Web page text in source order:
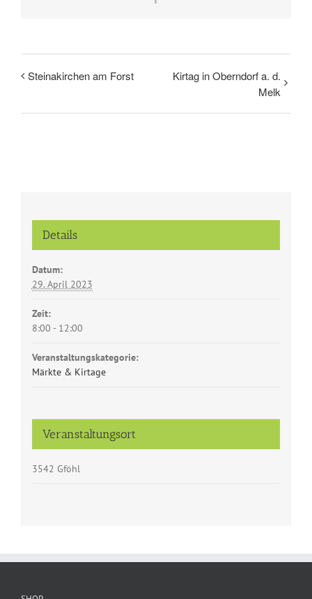
Steinakirchen am Forst
Kirtag in Oberndorf a. d.
Melk
Details
Datum:
29. April 2023
Zeit:
8:00 - 12:00
Veranstaltungskategorie:
Märkte & Kirtage
Veranstaltungsort
3542 Gföhl